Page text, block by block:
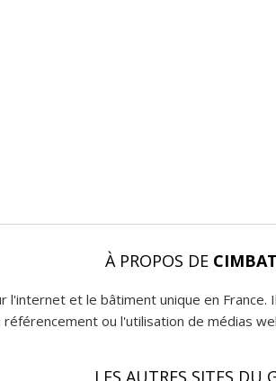
À PROPOS DE
l'internet et le bâtiment unique en
ou l'utilisation de médias
LES AUTRES SITES DU